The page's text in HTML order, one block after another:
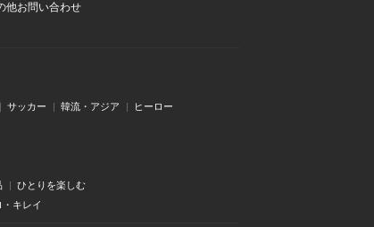
他お問い合わせ
サッカー 韓流・アジア ヒーロー
ひとりを楽しむ
キレイ